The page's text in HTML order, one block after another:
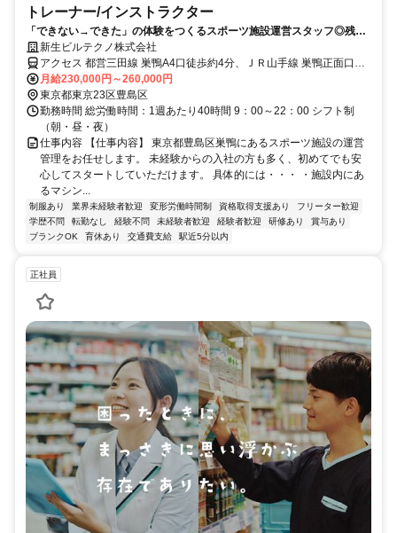
トレーナー/インストラクター
「できない→できた」の体験をつくるスポーツ施設運営スタッフ◎残業
ほぼなし◎未経験歓迎
新生ビルテクノ株式会社
アクセス 都営三田線 巣鴨A4口徒歩約4分、ＪＲ山手線 巣鴨正面口徒
歩約5分
月給230,000円～260,000円
東京都東京23区豊島区
勤務時間 総労働時間：1週あたり40時間 9：00～22：00 シフト制
（朝・昼・夜）
仕事内容 【仕事内容】 東京都豊島区巣鴨にあるスポーツ施設の運営
管理をお任せします。 未経験からの入社の方も多く、初めてでも安
心してスタートしていただけます。 具体的には・・・ ・施設内にあ
るマシン...
制服あり 業界未経験者歓迎 変形労働時間制 資格取得支援あり
フリーター歓迎
学歴不問
転勤なし 経験不問 未経験者歓迎 経験者歓迎 研修あり
賞与あり
ブランクOK
育休あり 交通費支給 駅近5分以内
正社員